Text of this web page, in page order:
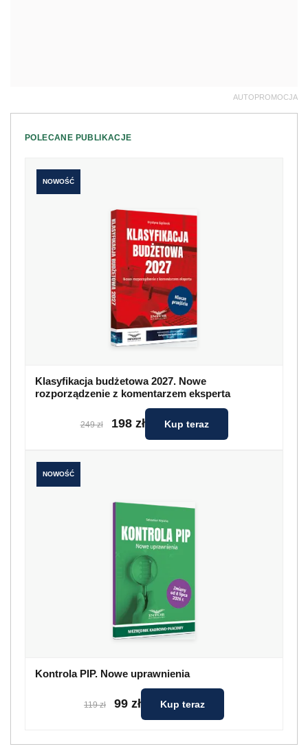
AUTOPROMOCJA
POLECANE PUBLIKACJE
NOWOŚĆ
Klasyfikacja budżetowa 2027. Nowe
rozporządzenie z komentarzem eksperta
249 zł 198 zł Kup teraz
NOWOŚĆ
Kontrola PIP. Nowe uprawnienia
119 zł 99 zł Kup teraz